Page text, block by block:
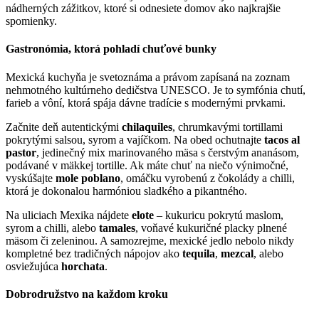
nádherných zážitkov, ktoré si odnesiete domov ako najkrajšie
spomienky.
Gastronómia, ktorá pohladí chuťové bunky
Mexická kuchyňa je svetoznáma a právom zapísaná na zoznam
nehmotného kultúrneho dedičstva UNESCO. Je to symfónia chutí,
farieb a vôní, ktorá spája dávne tradície s modernými prvkami.
Začnite deň autentickými chilaquiles, chrumkavými tortillami
pokrytými salsou, syrom a vajíčkom. Na obed ochutnajte tacos al
pastor, jedinečný mix marinovaného mäsa s čerstvým ananásom,
podávané v mäkkej tortille. Ak máte chuť na niečo výnimočné,
vyskúšajte mole poblano, omáčku vyrobenú z čokolády a chilli,
ktorá je dokonalou harmóniou sladkého a pikantného.
Na uliciach Mexika nájdete elote – kukuricu pokrytú maslom,
syrom a chilli, alebo tamales, voňavé kukuričné placky plnené
mäsom či zeleninou. A samozrejme, mexické jedlo nebolo nikdy
kompletné bez tradičných nápojov ako tequila, mezcal, alebo
osviežujúca horchata.
Dobrodružstvo na každom kroku